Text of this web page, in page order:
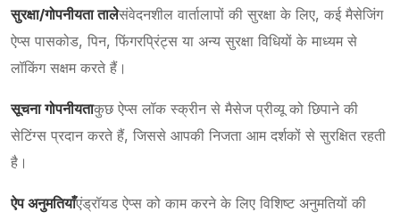
सुरक्षा/गोपनीयता तालेसंवेदनशील वार्तालापों की सुरक्षा के लिए, कई मैसेजिंग
ऐप्स पासकोड, पिन, फिंगरप्रिंट्स या अन्य सुरक्षा विधियों के माध्यम से
लॉकिंग सक्षम करते हैं।
सूचना गोपनीयताकुछ ऐप्स लॉक स्क्रीन से मैसेज प्रीव्यू को छिपाने की
सेटिंग्स प्रदान करते हैं, जिससे आपकी निजता आम दर्शकों से सुरक्षित रहती
है।
ऐप अनुमतियाँएंड्रॉयड ऐप्स को काम करने के लिए विशिष्ट अनुमतियों की